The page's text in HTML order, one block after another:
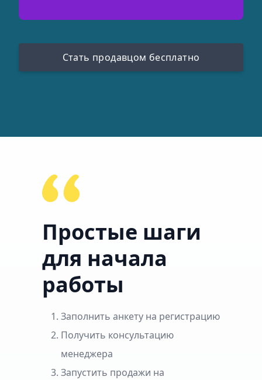
Стать продавцом бесплатно
Простые шаги
для начала
работы
Заполнить анкету на регистрацию
Получить консультацию
менеджера
Запустить продажи на